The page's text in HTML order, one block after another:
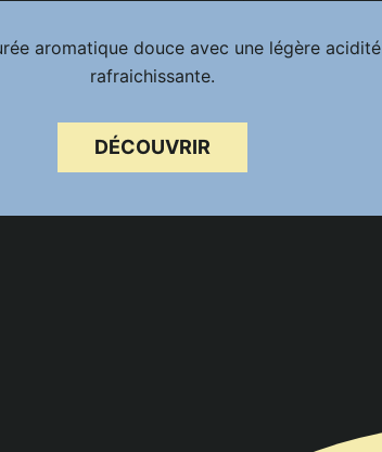
aromatique douce avec une légère acidité
rafraichissante.
DÉCOUVRIR